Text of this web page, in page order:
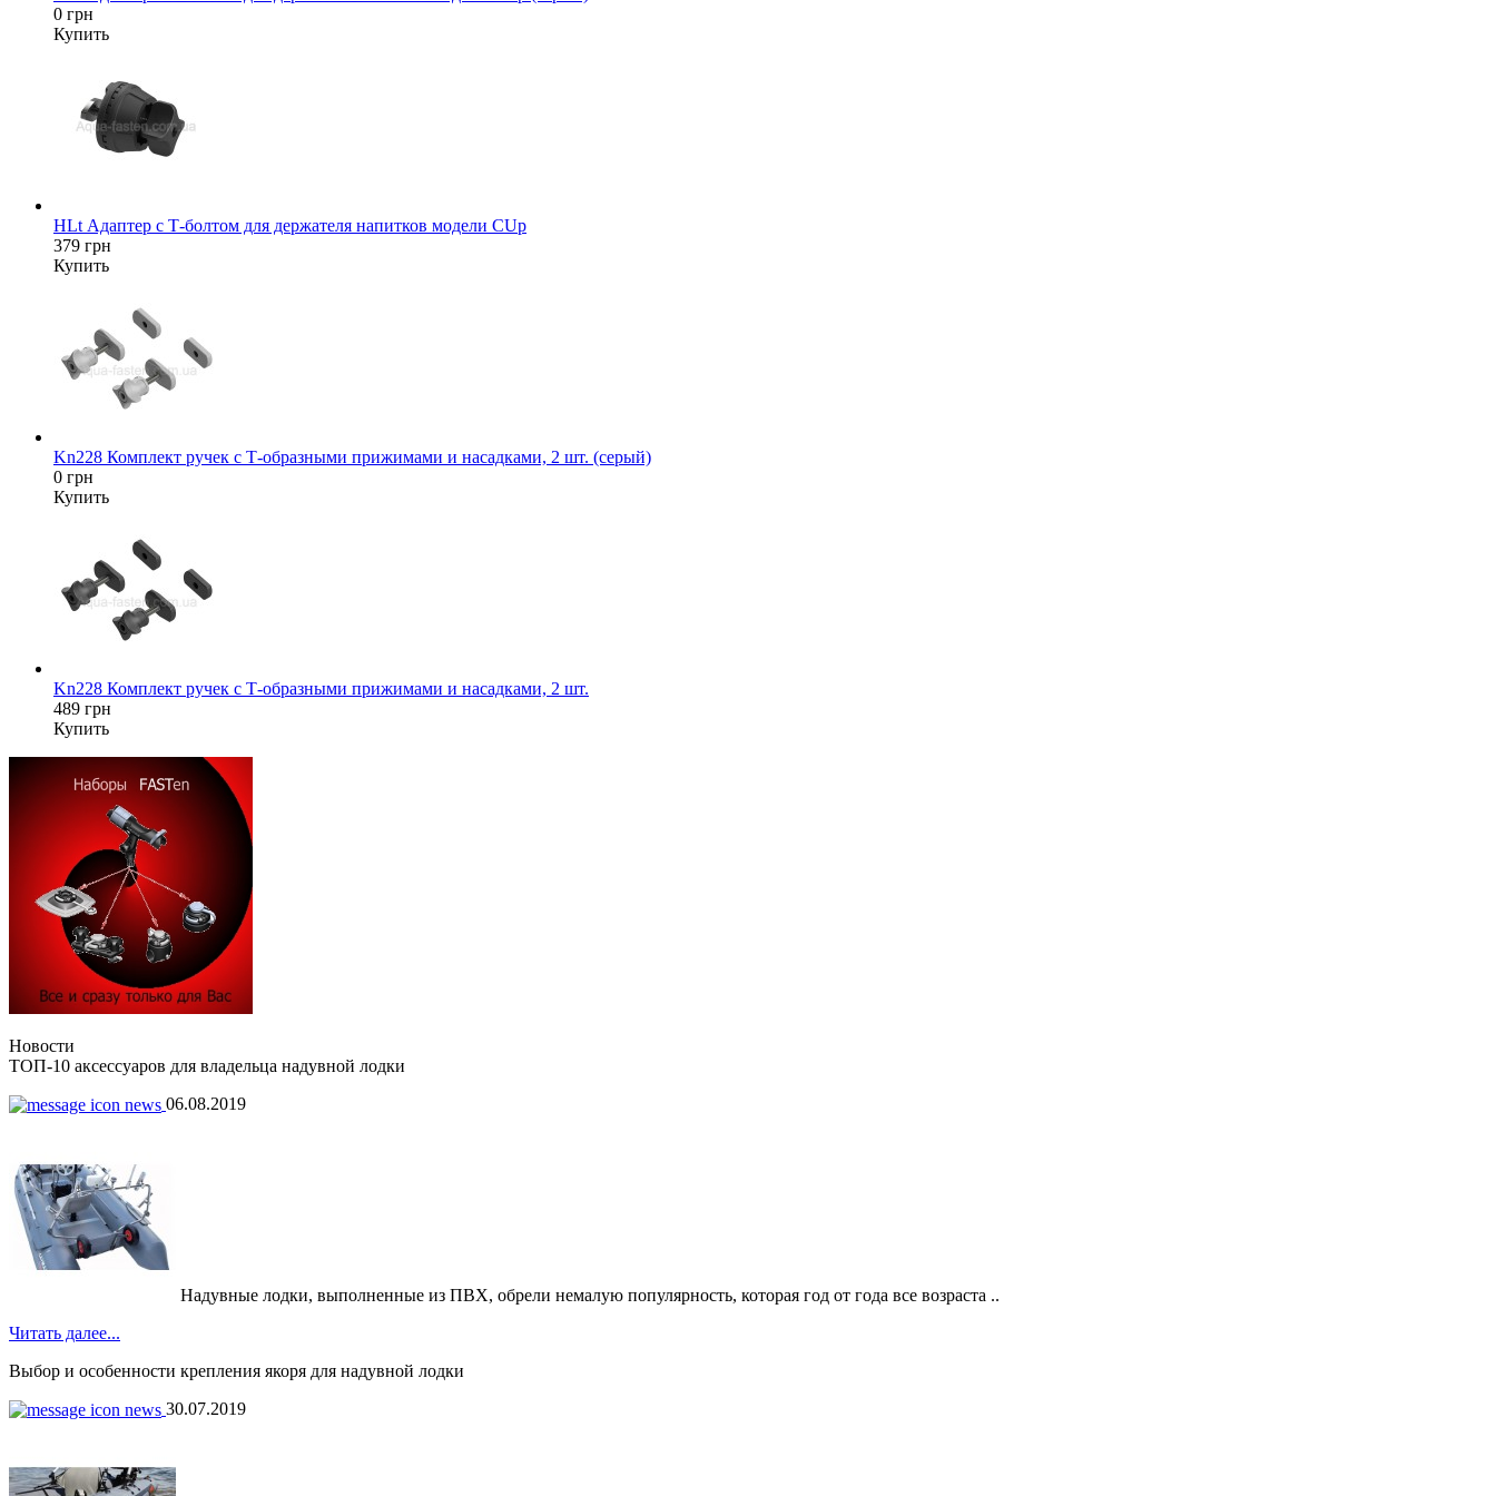
0 грн
Купить
HLt Адаптер c Т-болтом для держателя напитков модели CUp
379 грн
Купить
Kn228 Комплект ручек с Т-образными прижимами и насадками, 2 шт. (серый)
0 грн
Купить
Kn228 Комплект ручек с Т-образными прижимами и насадками, 2 шт.
489 грн
Купить
Новости
ТОП-10 аксессуаров для владельца надувной лодки
06.08.2019
Надувные лодки, выполненные из ПВХ, обрели немалую популярность, которая год от года все возраста ..
Читать далее...
Выбор и особенности крепления якоря для надувной лодки
30.07.2019